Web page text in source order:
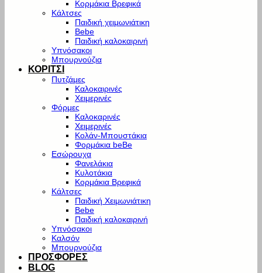
Κορμάκια Βρεφικά
Κάλτσες
Παιδική χειμωνιάτικη
Bebe
Παιδική καλοκαιρινή
Υπνόσακοι
Μπουρνούζια
ΚΟΡΙΤΣΙ
Πυτζάμες
Καλοκαιρινές
Χειμερινές
Φόρμες
Καλοκαρινές
Χειμερινές
Κολάν-Μπουστάκια
Φορμάκια beBe
Εσώρουχα
Φανελάκια
Κυλοτάκια
Κορμάκια Βρεφικά
Κάλτσες
Παιδική Χειμωνιάτικη
Bebe
Παιδική καλοκαιρινή
Υπνόσακοι
Καλσόν
Μπουρνούζια
ΠΡΟΣΦΟΡΕΣ
BLOG